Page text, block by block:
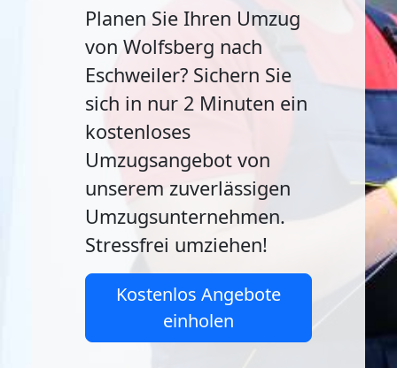
Planen Sie Ihren Umzug
von Wolfsberg nach
Eschweiler? Sichern Sie
sich in nur 2 Minuten ein
kostenloses
Umzugsangebot von
unserem zuverlässigen
Umzugsunternehmen.
Stressfrei umziehen!
Kostenlos Angebote
einholen